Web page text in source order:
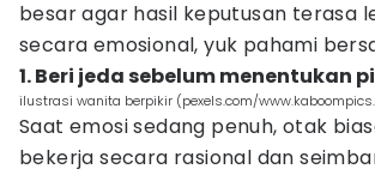
besar agar hasil keputusan terasa
secara emosional, yuk pahami
1. Beri jeda sebelum menentukan
ilustrasi wanita berpikir (pexels.com/
Saat emosi sedang penuh, otak
bekerja secara rasional dan